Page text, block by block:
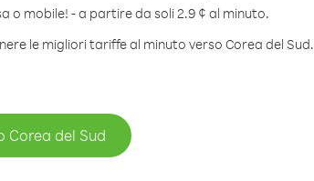
o mobile! - a partire da soli 2.9 ¢ al minuto.
le migliori tariffe al minuto verso Corea del Sud.
Corea del Sud